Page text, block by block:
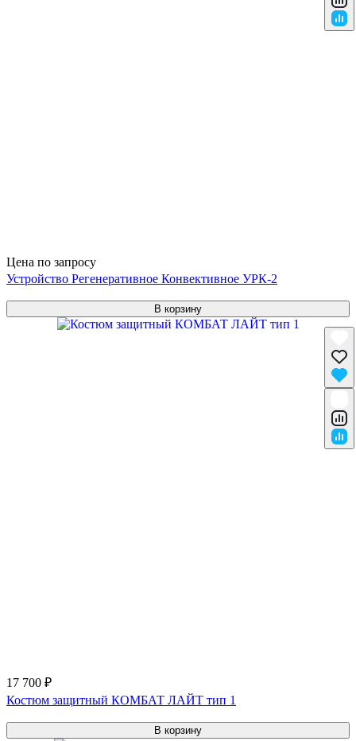
Цена по запросу
Устройство Регенеративное Конвективное УРК-2
В корзину
17 700 ₽
Костюм защитный КОМБАТ ЛАЙТ тип 1
В корзину